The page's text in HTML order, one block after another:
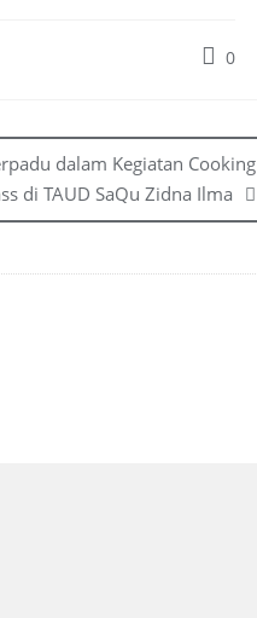
0
dalam Kegiatan Cooking
di TAUD SaQu Zidna Ilma